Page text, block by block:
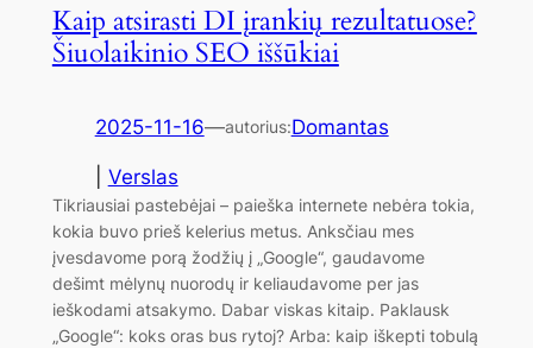
Kaip atsirasti DI įrankių rezultatuose?
Šiuolaikinio SEO iššūkiai
2025-11-16—autorius:Domantas
Verslas
Tikriausiai pastebėjai – paieška internete nebėra tokia,
kokia buvo prieš kelerius metus. Anksčiau mes
įvesdavome porą žodžių į „Google“, gaudavome
dešimt mėlynų nuorodų ir keliaudavome per jas
ieškodami atsakymo. Dabar viskas kitaip. Paklausk
„Google“: koks oras bus rytoj? Arba: kaip iškepti tobulą